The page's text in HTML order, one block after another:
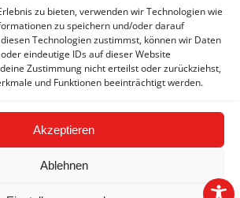
zu bieten, verwenden wir Technologien wie
zu speichern und/oder darauf
Technologien zustimmst, können wir Daten
eindeutige IDs auf dieser Website
Zustimmung nicht erteilst oder zurückziehst,
und Funktionen beeinträchtigt werden.
Akzeptieren
Ablehnen
(KBR Pferd)*
(Piroplasmen) - PCR